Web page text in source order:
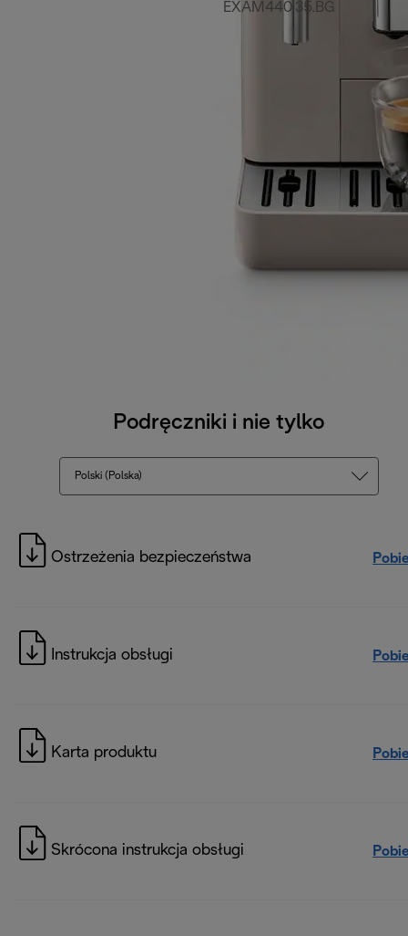
EXAM440.35.BG
Podręczniki i nie tylko
Polski (Polska)
Ostrzeżenia bezpieczeństwa
Instrukcja obsługi
Karta produktu
Skrócona instrukcja obsługi